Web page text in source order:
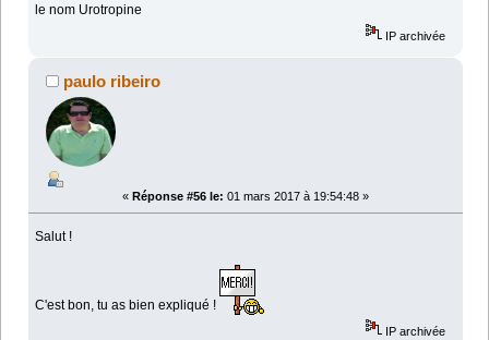
le nom Urotropine
IP archivée
paulo ribeiro
« Réponse #56 le: 01 mars 2017 à 19:54:48 »
Salut !
C'est bon, tu as bien expliqué !
IP archivée